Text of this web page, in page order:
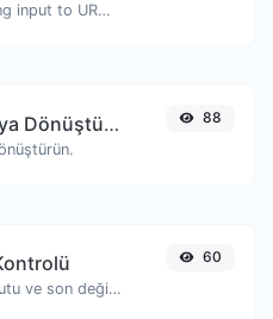
Encode any string input to URL format.
Sayıdan Yazıya Dönüştürücü 88
Dosya türü, boyutu ve son değiştirilme tarihi gibi bilgileri görüntüleyin.
60